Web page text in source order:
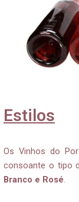
Estilos
Os Vinhos do
consoante o tipo
Branco e Rosé.